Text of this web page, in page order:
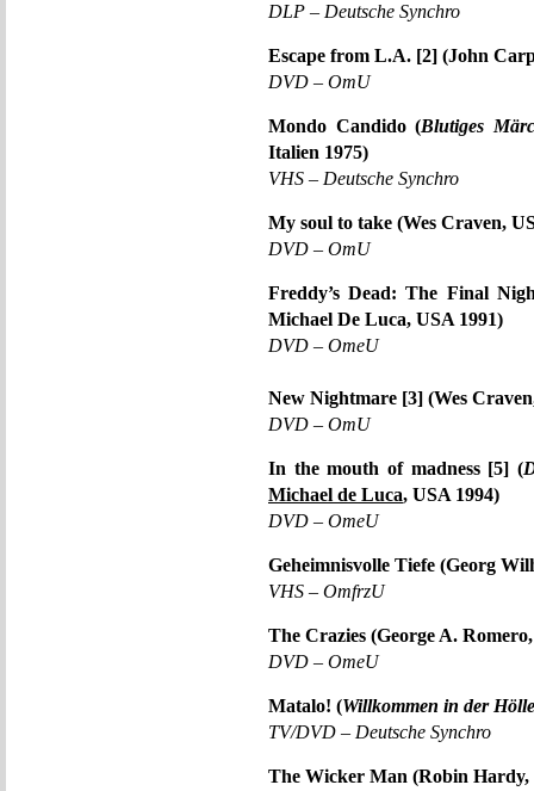
DLP – Deutsche Synchro
Escape from L.A. [2] (John
DVD – OmU
Mondo Candido (Blutiges
Italien 1975)
VHS – Deutsche Synchro
My soul to take (Wes Craven,
DVD – OmU
Freddy’s Dead: The Final
Michael De Luca, USA 1991)
DVD – OmeU
New Nightmare [3] (Wes
DVD – OmU
In the mouth of madness [5] (
Michael de Luca, USA 1994)
DVD – OmeU
Geheimnisvolle Tiefe (Georg
VHS – OmfrzU
The Crazies (George A.
DVD – OmeU
Matalo! (Willkommen in der Hölle
TV/DVD – Deutsche Synchro
The Wicker Man (Robin